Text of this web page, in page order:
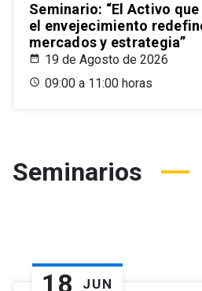
Seminario: “El Activo
el envejecimiento
mercados y estrategia”
19 de Agosto de 2026
09:00 a 11:00 horas
Seminarios
18 JUN